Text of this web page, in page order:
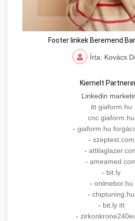
Footer linkek Beremend
Írta: Kovács
Kiemelt
Linkedin
itt giaform.hu
cnc giaform.hu
- giaform.hu
- szeptest.com
-
-
- bit.ly
- onlinebor.hu
- chiptuning.hu
- bit.ly itt
-